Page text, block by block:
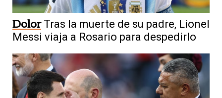
Dolor Tras la muerte de su padre, Lionel
Messi viaja a Rosario para despedirlo